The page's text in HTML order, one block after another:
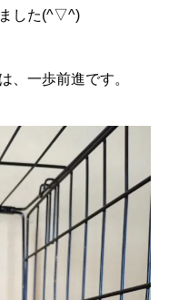
した(^▽^)
、一歩前進です。